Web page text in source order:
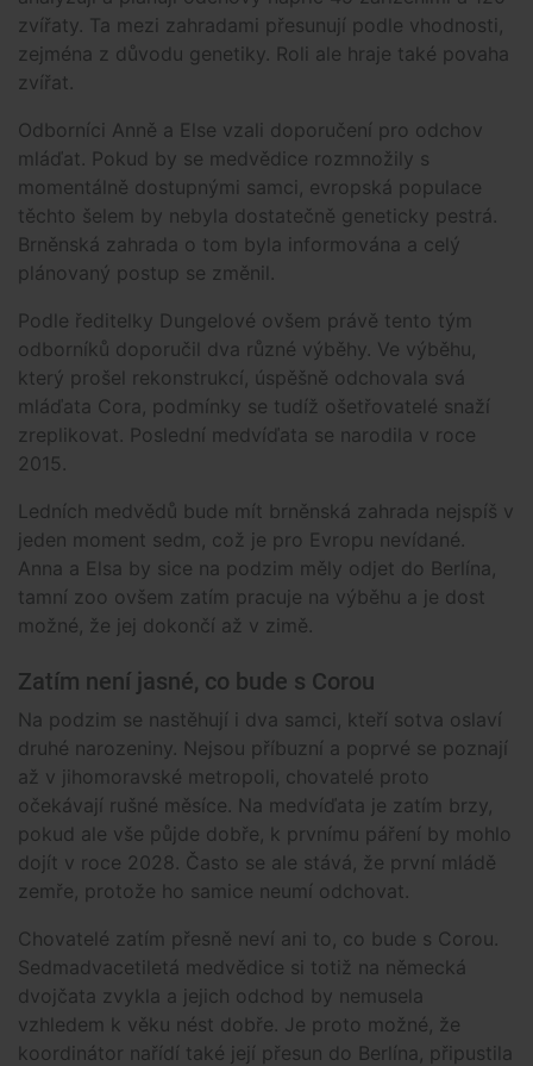
zvířaty. Ta mezi zahradami přesunují podle vhodnosti,
zejména z důvodu genetiky. Roli ale hraje také povaha
zvířat.
Odborníci Anně a Else vzali doporučení pro odchov
mláďat. Pokud by se medvědice rozmnožily s
momentálně dostupnými samci, evropská populace
těchto šelem by nebyla dostatečně geneticky pestrá.
Brněnská zahrada o tom byla informována a celý
plánovaný postup se změnil.
Podle ředitelky Dungelové ovšem právě tento tým
odborníků doporučil dva různé výběhy. Ve výběhu,
který prošel rekonstrukcí, úspěšně odchovala svá
mláďata Cora, podmínky se tudíž ošetřovatelé snaží
zreplikovat. Poslední medvíďata se narodila v roce
2015.
Ledních medvědů bude mít brněnská zahrada nejspíš v
jeden moment sedm, což je pro Evropu nevídané.
Anna a Elsa by sice na podzim měly odjet do Berlína,
tamní zoo ovšem zatím pracuje na výběhu a je dost
možné, že jej dokončí až v zimě.
Zatím není jasné, co bude s Corou
Na podzim se nastěhují i dva samci, kteří sotva oslaví
druhé narozeniny. Nejsou příbuzní a poprvé se poznají
až v jihomoravské metropoli, chovatelé proto
očekávají rušné měsíce. Na medvíďata je zatím brzy,
pokud ale vše půjde dobře, k prvnímu páření by mohlo
dojít v roce 2028. Často se ale stává, že první mládě
zemře, protože ho samice neumí odchovat.
Chovatelé zatím přesně neví ani to, co bude s Corou.
Sedmadvacetiletá medvědice si totiž na německá
dvojčata zvykla a jejich odchod by nemusela
vzhledem k věku nést dobře. Je proto možné, že
koordinátor nařídí také její přesun do Berlína, připustila